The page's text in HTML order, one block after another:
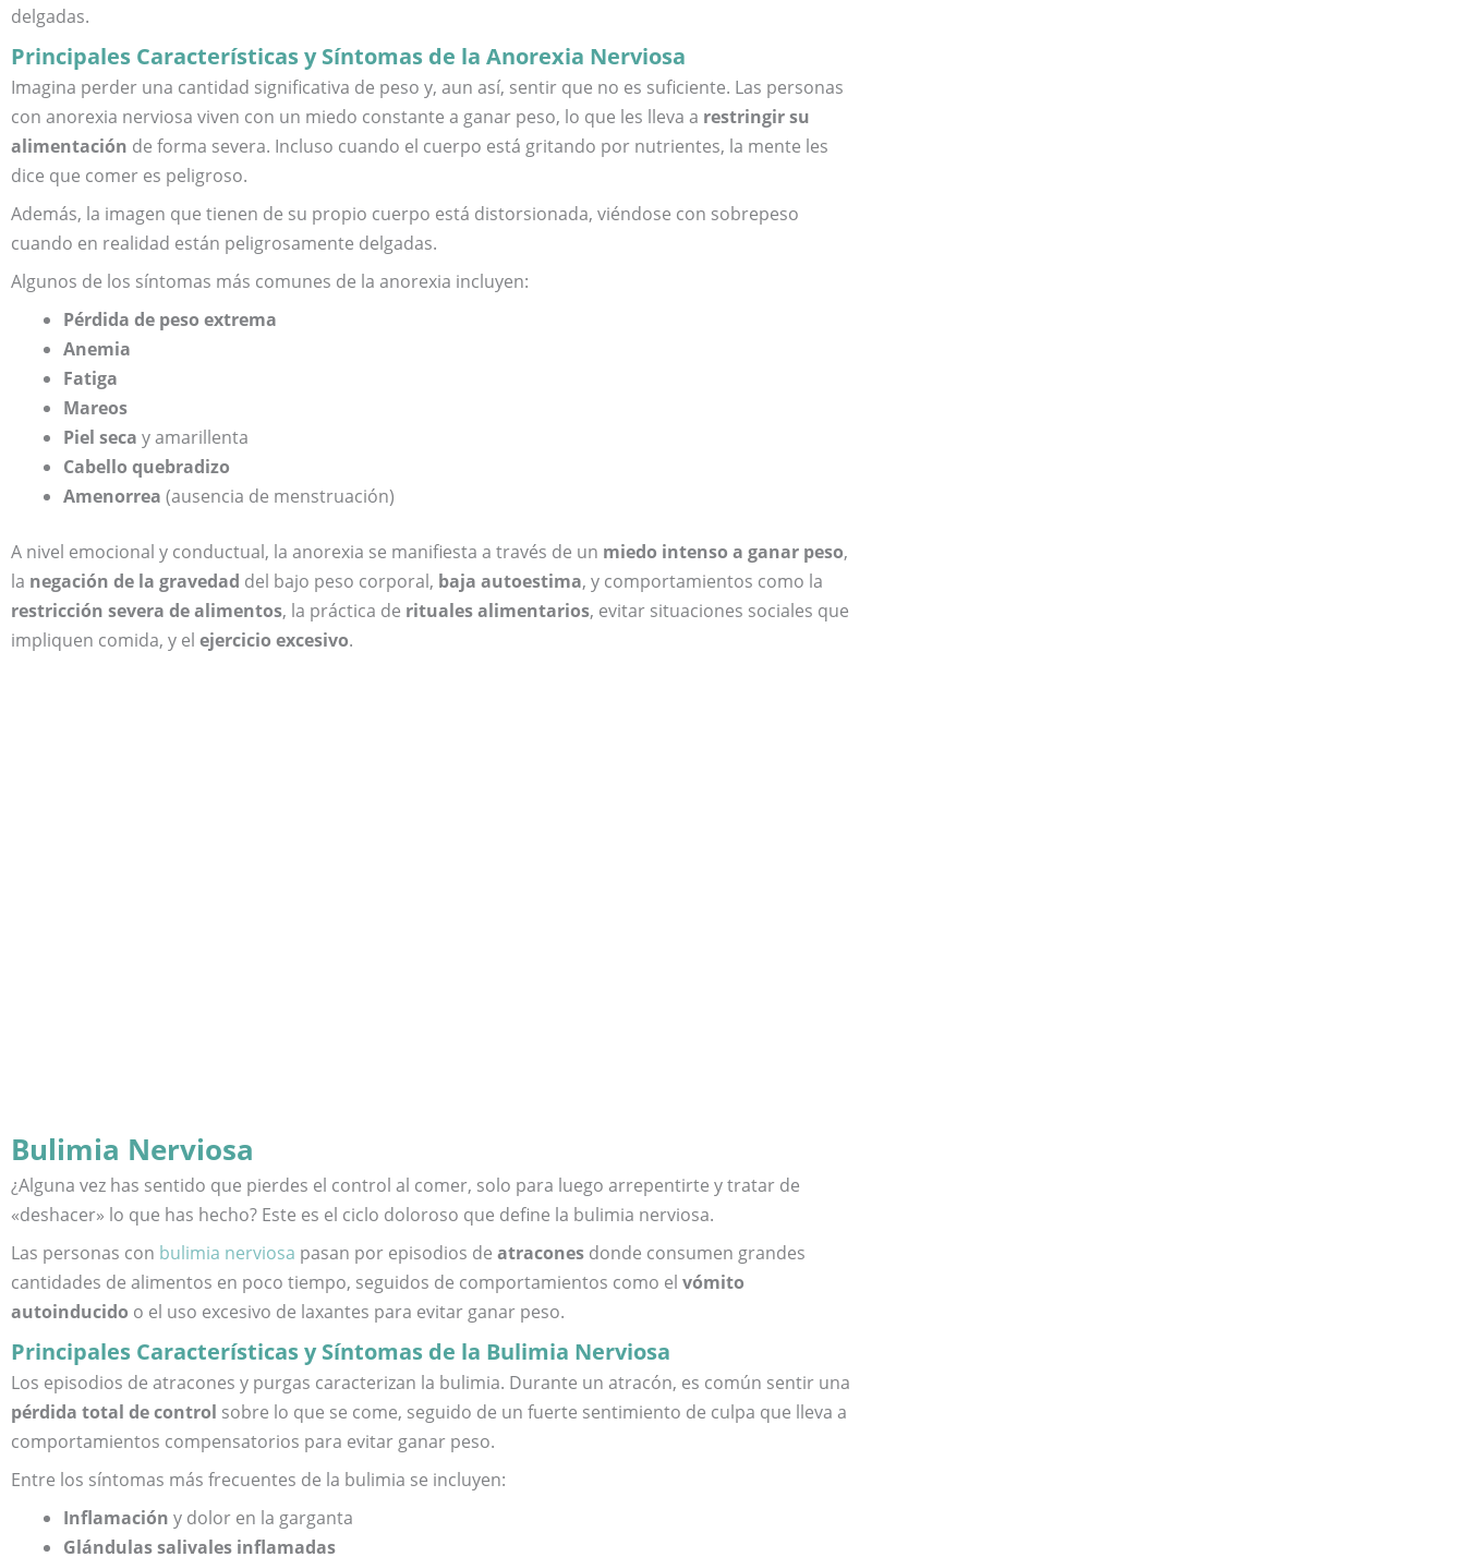
delgadas.
Principales Características y Síntomas de la Anorexia Nerviosa
Imagina perder una cantidad significativa de peso y, aun así, sentir que no es suficiente. Las personas
con anorexia nerviosa viven con un miedo constante a ganar peso, lo que les lleva a restringir su
alimentación de forma severa. Incluso cuando el cuerpo está gritando por nutrientes, la mente les
dice que comer es peligroso.
Además, la imagen que tienen de su propio cuerpo está distorsionada, viéndose con sobrepeso
cuando en realidad están peligrosamente delgadas.
Algunos de los síntomas más comunes de la anorexia incluyen:
Pérdida de peso extrema
Anemia
Fatiga
Mareos
Piel seca y amarillenta
Cabello quebradizo
Amenorrea (ausencia de menstruación)
A nivel emocional y conductual, la anorexia se manifiesta a través de un miedo intenso a ganar peso,
la negación de la gravedad del bajo peso corporal, baja autoestima, y comportamientos como la
restricción severa de alimentos, la práctica de rituales alimentarios, evitar situaciones sociales que
impliquen comida, y el ejercicio excesivo.
Bulimia Nerviosa
¿Alguna vez has sentido que pierdes el control al comer, solo para luego arrepentirte y tratar de
«deshacer» lo que has hecho? Este es el ciclo doloroso que define la bulimia nerviosa.
Las personas con bulimia nerviosa pasan por episodios de atracones donde consumen grandes
cantidades de alimentos en poco tiempo, seguidos de comportamientos como el vómito
autoinducido o el uso excesivo de laxantes para evitar ganar peso.
Principales Características y Síntomas de la Bulimia Nerviosa
Los episodios de atracones y purgas caracterizan la bulimia. Durante un atracón, es común sentir una
pérdida total de control sobre lo que se come, seguido de un fuerte sentimiento de culpa que lleva a
comportamientos compensatorios para evitar ganar peso.
Entre los síntomas más frecuentes de la bulimia se incluyen:
Inflamación y dolor en la garganta
Glándulas salivales inflamadas